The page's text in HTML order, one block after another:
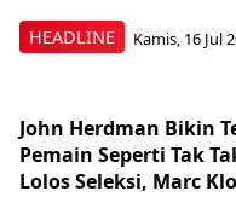
HEADLINE Kamis, 16 Jul
John Herdman Bikin
Pemain Seperti Tak
Lolos Seleksi, Marc